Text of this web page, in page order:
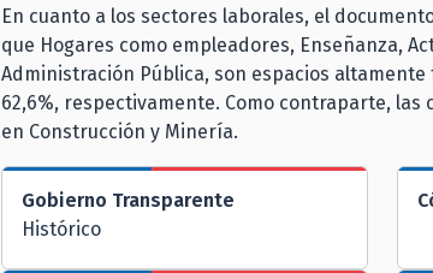
En cuanto a los sectores laborales, el
que Hogares como empleadores, Enseñanza,
Administración Pública, son espacios altamente
62,6%, respectivamente. Como contraparte,
en Construcción y Minería.
Gobierno Transparente
Histórico